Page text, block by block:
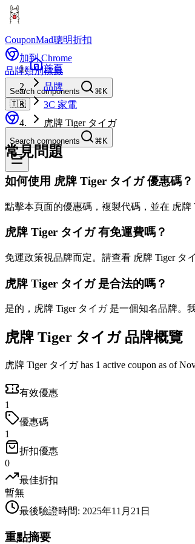
CouponMad聰明折扣
加到 Chrome
品牌類別標籤
Search components
⌘K
🇹🇼
Search components ⌘K
首頁
品牌
3C 家電
虎牌 Tiger タイガ
常見問題
如何使用 虎牌 Tiger タイガ 優惠碼？
點擊本頁面的優惠碼，複製代碼，並在 虎牌
虎牌 Tiger タイガ 有免運費嗎？
免運政策視品牌而定。請查看 虎牌 Tiger タ
虎牌 Tiger タイガ 是合法的嗎？
是的，虎牌 Tiger タイガ 是一個知名品牌。
虎牌 Tiger タイガ 品牌概覽
虎牌 Tiger タイガ has 1 active coupon as of
有效優惠
1
優惠碼
1
折扣優惠
0
最佳折扣
暫無
最後驗證時間: 2025年11月21日
重點摘要